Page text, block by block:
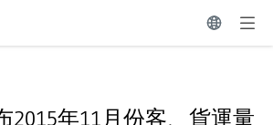
2015年11月份客、貨運量